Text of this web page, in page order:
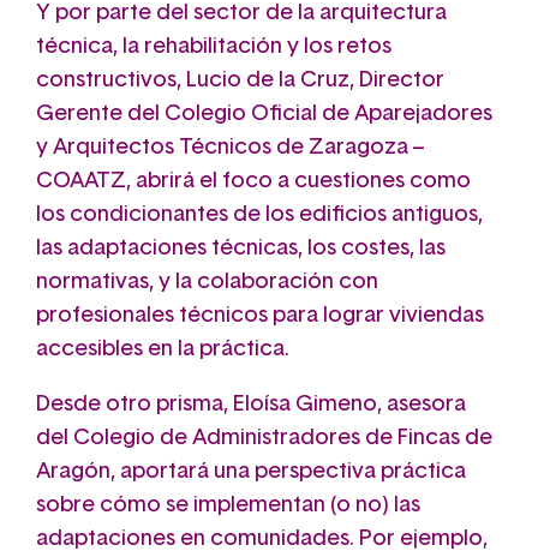
Y por parte del sector de la arquitectura
técnica, la rehabilitación y los retos
constructivos, Lucio de la Cruz, Director
Gerente del Colegio Oficial de Aparejadores
y Arquitectos Técnicos de Zaragoza –
COAATZ, abrirá el foco a cuestiones como
los condicionantes de los edificios antiguos,
las adaptaciones técnicas, los costes, las
normativas, y la colaboración con
profesionales técnicos para lograr viviendas
accesibles en la práctica.
Desde otro prisma, Eloísa Gimeno, asesora
del Colegio de Administradores de Fincas de
Aragón, aportará una perspectiva práctica
sobre cómo se implementan (o no) las
adaptaciones en comunidades. Por ejemplo,